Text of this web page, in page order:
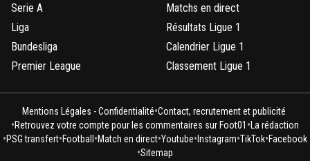
Serie A
Liga
Bundesliga
Premier League
Matchs en direct
Résultats Ligue 1
Calendrier Ligue 1
Classement Ligue 1
Mentions Légales - Confidentialité•Contact, recrutement et publicité
•Retrouvez votre compte pour les commentaires sur Foot01 • La rédaction
•PSG transfert•Football •Match en direct•Youtube• Instagram•TikTok•Facebook
•Sitemap